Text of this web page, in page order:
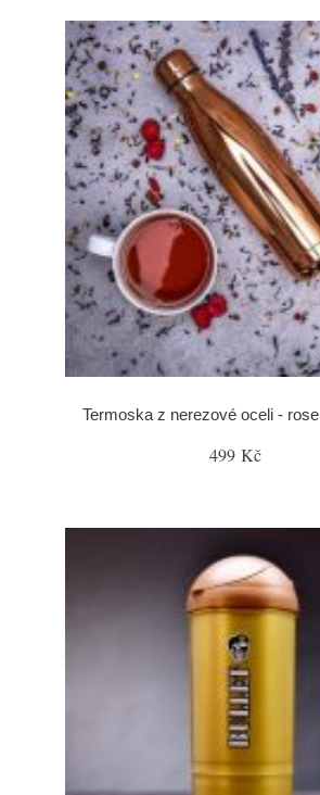
Termoska z nerezové oceli -
499 Kč